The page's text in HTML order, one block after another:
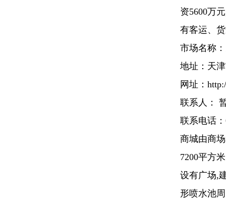
资5600万
有客运、
市场名称
地址：天
网址：
联系人：
联系电话
商城由商
7200平方
设有广场,
形喷水池